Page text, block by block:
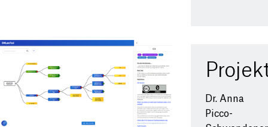
Dr. Anna
Picco-